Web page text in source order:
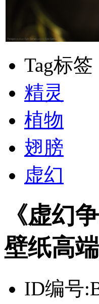
Tag标签
精灵
植物
翅膀
虚幻
《虚幻
壁纸高
ID编号: